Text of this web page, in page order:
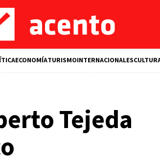
ECONOMÍATURISMOINTERNACIONALES
Tejeda